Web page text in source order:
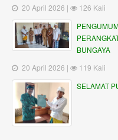
20 April 2026 |
126 Kali
BUNGAYA
20 April 2026 |
119 Kali
SELAMAT